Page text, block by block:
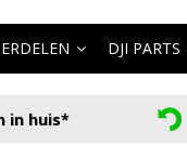
DJI PARTS
in huis*